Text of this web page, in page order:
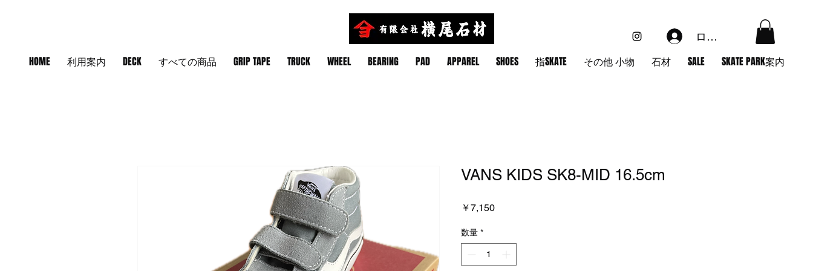
ログイン
HOME 利用案内 DECK すべての商品 GRIP TAPE TRUCK WHEEL BEARING PAD APPAREL SHOES 指SKATE その他 小物 石材 SALE SKATE PARK案内
VANS KIDS SK8-MID 16.5cm
￥7,150価
数量 *